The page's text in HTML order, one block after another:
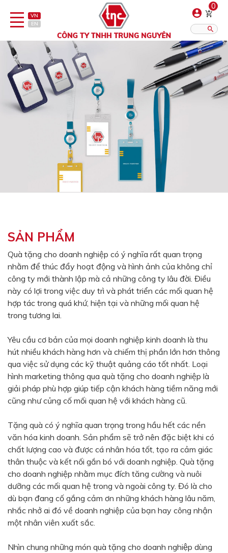
VN
EN
0
Danh sách sản phẩm
Bút
Đồ sứ quà tặng
Bình/ca giữ nhiệt
Dây đeo & Phụ kiện
Màu sắc
Đỏ
Đen
Xanh ngọc
Xanh lá
Cam
Vàng
Hồng
Tím
Xanh dương
Xám
Xanh lục
Vàng kem
Trắng
Bạc - Bạc
Xanh dương - Bạc
Xanh lá - Bạc
Tím - Bạc
Đỏ - Bạc
Bạc - Xanh dương
Bạc - Xanh lá
Bạc - Cam
Bạc - Đỏ
Đỏ - Bạc
Trong suốt
Đen - Trắng
Bạc - Đen
Nâu
Xanh xám
Cà phê
Hiển thị?:
SẢN PHẨM
Quà tặng cho doanh nghiệp có ý nghĩa rất quan trọng
nhằm để thúc đẩy hoạt động và hình ảnh của không chỉ
công ty mới thành lập mà cả những công ty lâu đời. Điều
này có lợi trong việc duy trì và phát triển các mối quan hệ
hợp tác trong quá khứ, hiện tại và những mối quan hệ
trong tương lai.
Yêu cầu cơ bản của mọi doanh nghiệp kinh doanh là thu
hút nhiều khách hàng hơn và chiếm thị phần lớn hơn thông
qua việc sử dụng các kỹ thuật quảng cáo tốt nhất. Loại
hình marketing thông qua quà tặng cho doanh nghiệp là
giải pháp phù hợp giúp tiếp cận khách hàng tiềm năng mới
cũng như củng cố mối quan hệ với khách hàng cũ.
Tặng quà có ý nghĩa quan trọng trong hầu hết các nền
văn hóa kinh doanh. Sản phẩm sẽ trở nên đặc biệt khi có
chất lượng cao và được cá nhân hóa tốt, tạo ra cảm giác
thân thuộc và kết nối gắn bó với doanh nghiệp. Quà tặng
cho doanh nghiệp nhằm mục đích tăng cường và nuôi
dưỡng các mối quan hệ trong và ngoài công ty. Đó là cho
dù bạn đang cố gắng cảm ơn những khách hàng lâu năm,
nhắc nhở ai đó về doanh nghiệp của bạn hay công nhận
một nhân viên xuất sắc.
Nhìn chung những món quà tặng cho doanh nghiệp dùng